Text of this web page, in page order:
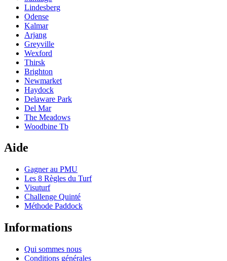
Lindesberg
Odense
Kalmar
Arjang
Greyville
Wexford
Thirsk
Brighton
Newmarket
Haydock
Delaware Park
Del Mar
The Meadows
Woodbine Tb
Aide
Gagner au PMU
Les 8 Règles du Turf
Visuturf
Challenge Quinté
Méthode Paddock
Informations
Qui sommes nous
Conditions générales